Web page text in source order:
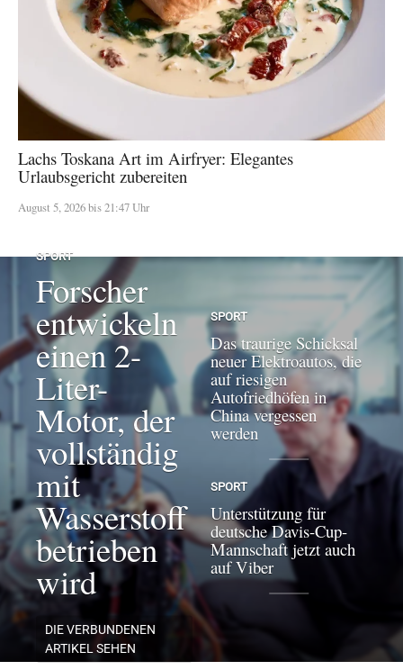
Lachs Toskana Art im Airfryer: Elegantes
Urlaubsgericht zubereiten
August 5, 2026 bis 21:47 Uhr
SPORT
Forscher
entwickeln
einen 2-
Liter-
Motor, der
vollständig
mit
Wasserstoff
betrieben
wird
DIE VERBUNDENEN
ARTIKEL SEHEN
SPORT
Das traurige Schicksal
neuer Elektroautos, die
auf riesigen
Autofriedhöfen in
China vergessen
werden
SPORT
Unterstützung für
deutsche Davis-Cup-
Mannschaft jetzt auch
auf Viber